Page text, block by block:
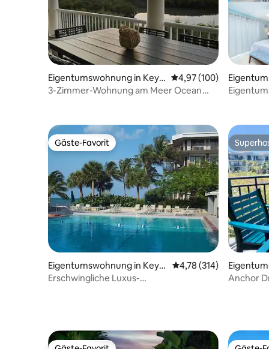
Eigentumswohnung in Key
West
Durchschnittliche
4,97 (100)
3-Zimmer-Wohnung am Meer Ocean
hon
Gäste-Favorit
Gäste-Favorit
Eigentumswohnung in Key
West
Durchschnittliche
4,78 (314)
Erschwingliche Luxus-
West
Anchor